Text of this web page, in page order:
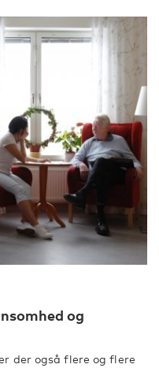
og
der også flere og flere